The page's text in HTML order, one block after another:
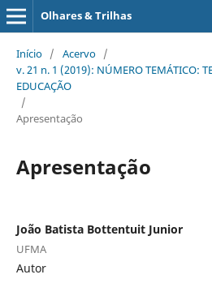
Olhares & Trilhas
Início / Acervo /
v. 21 n. 1 (2019): NÚMERO TEMÁTICO:
EDUCAÇÃO
/
Apresentação
Apresentação
João Batista Bottentuit Junior
UFMA
Autor